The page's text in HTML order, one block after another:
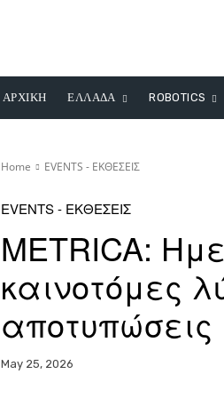
ΑΡΧΙΚΗ ΕΛΛΑΔΑ ROBOTICS
Home EVENTS - ΕΚΘΕΣΕΙΣ
EVENTS - ΕΚΘΕΣΕΙΣ
METRICA:
καινοτόμες
αποτυπώσεις
May 25, 2026